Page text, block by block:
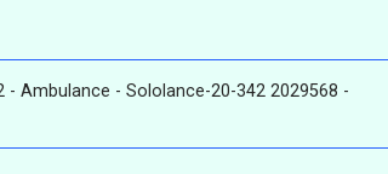
Ambulance - Sololance-20-342 2029568 -